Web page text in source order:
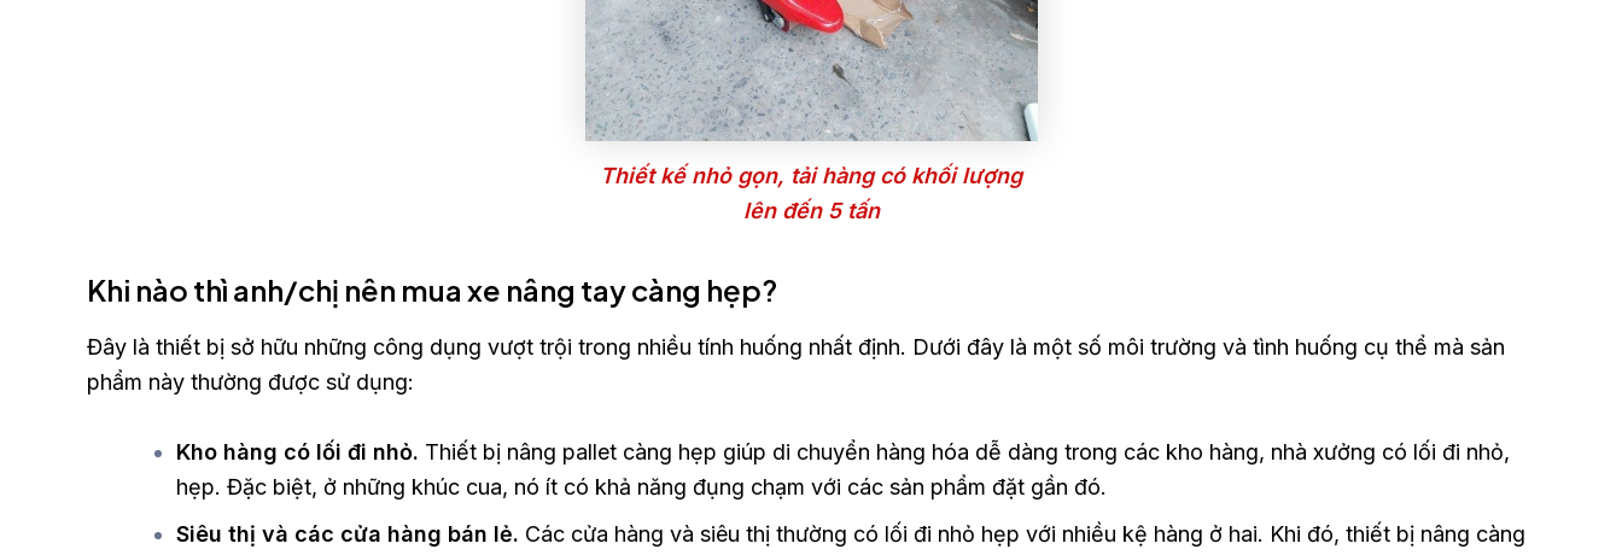
Thiết kế nhỏ gọn, tải hàng có khối lượng
lên đến 5 tấn
Khi nào thì anh/chị nên mua xe nâng tay càng hẹp?
Đây là thiết bị sở hữu những công dụng vượt trội trong nhiều tính huống nhất định. Dưới đây là một số môi trường và tình huống cụ thể mà sản
phẩm này thường được sử dụng:
Kho hàng có lối đi nhỏ. Thiết bị nâng pallet càng hẹp giúp di chuyển hàng hóa dễ dàng trong các kho hàng, nhà xưởng có lối đi nhỏ,
hẹp. Đặc biệt, ở những khúc cua, nó ít có khả năng đụng chạm với các sản phẩm đặt gần đó.
Siêu thị và các cửa hàng bán lẻ. Các cửa hàng và siêu thị thường có lối đi nhỏ hẹp với nhiều kệ hàng ở hai. Khi đó, thiết bị nâng càng